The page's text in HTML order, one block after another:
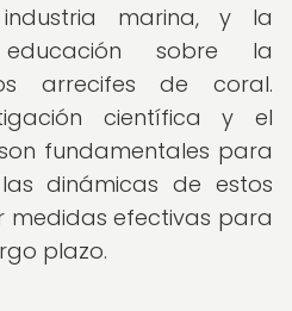
marina, y la
sobre la
arrecifes de coral.
científica y el
fundamentales para
dinámicas de estos
medidas efectivas para
plazo.